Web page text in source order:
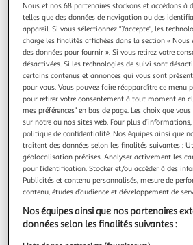
Quels services trouver
Hypermarché
Traiteur
Retrait Marchandises
Retrait Encombrants
Nous et nos 68 partenaires stockons et accédons à
telles que des données de navigation ou des
appareil. Si vous sélectionnez "J'accepte", les
charge les finalités affichées dans la section «
des données pour fournir ». Si vous retirez votre
désactivées. Si les technologies de suivi sont
certains contenus et annonces qui vous sont
pour vous. Vous pouvez faire réapparaître ce menu
pour retirer votre consentement à tout moment en
mes préférences" en bas de page. Les choix que
sur notre ou nos sites web. Pour plus
politique de confidentialité. Nos équipes ainsi que
traitent des données selon les finalités suivantes :
géolocalisation précises. Analyser activement les
pour l’identification. Stocker et/ou accéder à des
Publicités et contenu personnalisés, mesure de
contenu, études d’audience et développement de
Nos équipes ainsi que nos partenaires
données selon les finalités suivantes :